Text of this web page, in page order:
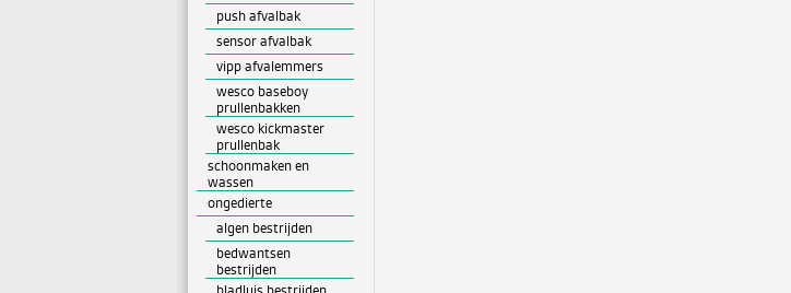
push afvalbak
sensor afvalbak
vipp afvalemmers
wesco baseboy
prullenbakken
wesco kickmaster
prullenbak
schoonmaken en
wassen
ongedierte
algen bestrijden
bedwantsen
bestrijden